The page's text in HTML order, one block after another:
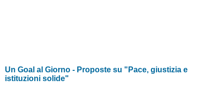
Un Goal al Giorno - Proposte su "Pace, giustizia e
istituzioni solide"